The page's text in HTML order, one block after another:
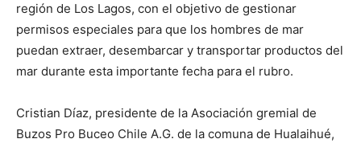
región de Los Lagos, con el objetivo de gestionar
permisos especiales para que los hombres de mar
puedan extraer, desembarcar y transportar productos del
mar durante esta importante fecha para el rubro.
Cristian Díaz, presidente de la Asociación gremial de
Buzos Pro Buceo Chile A.G. de la comuna de Hualaihué,